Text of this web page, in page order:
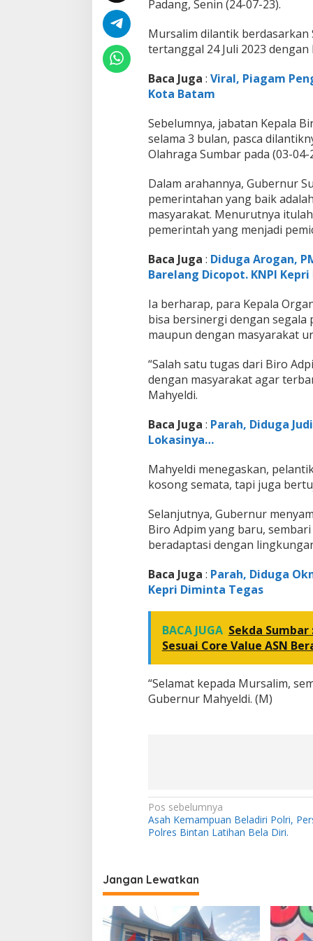
p
r
v
S
b
a
r
Padang, Senin (24-07-23).
Mursalim dilantik berdasarkan
tertanggal 24 Juli 2023
Baca Juga : Viral, Piagam
Kota Batam
Sebelumnya, jabatan Kepala
selama 3 bulan, pasca
Olahraga Sumbar pada (03-04-
Dalam arahannya, Gubernur
pemerintahan yang baik
masyarakat. Menurutnya
pemerintah yang menjadi
Baca Juga : Diduga Arogan,
Barelang Dicopot. KNPI
Ia berharap, para Kepala
bisa bersinergi dengan segala
maupun dengan masyarakat
“Salah satu tugas dari Biro
dengan masyarakat agar
Mahyeldi.
Baca Juga : Parah, Diduga
Lokasinya…
Mahyeldi menegaskan,
kosong semata, tapi juga
Selanjutnya, Gubernur
Biro Adpim yang baru,
beradaptasi dengan
Baca Juga : Parah, Diduga
Kepri Diminta Tegas
BACA JUGA Sekda
Sesuai Core Value ASN
“Selamat kepada Mursalim,
Gubernur Mahyeldi. (M)
N
a
i
g
s
Pos sebelumnya
Asah Kemampuan Beladiri Polri,
Polres Bintan Latihan Bela Diri.
Jangan Lewatkan